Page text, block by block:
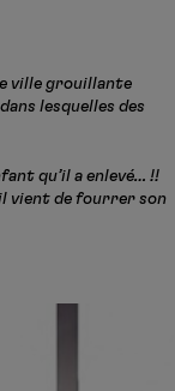
ville grouillante
lesquelles des
qu’il a enlevé… !!
vient de fourrer son